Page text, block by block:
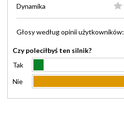
Dynamika
Głosy wedługopiniiużytkowników:
Czy poleciłbyś ten silnik?
Tak
Nie